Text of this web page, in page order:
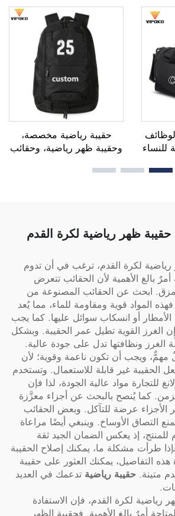
رياضية
وزي
الاستخدام، مدرسية، حرارية،
ومخصصة للطباعة بالتسامي،
لكرة القدم وكرة السلة
حقيبة رياضية مخصصة،
وحقيبة ظهر رياضية، وحقائب
وحقائب ظهر للتنزه في
وكرة سلة
ظهر رياضية لكرة القدم
لكرة القدم، ترغب في أن تدوم
أمرٌ بالغ الأهمية لأن الحقائب تتعرض
ابحث عن الحقائب المصنوعة من
فهذه المواد قوية ومقاومة للماء، مما يُعد
أو انسكاب سوائل عليها. كما يجب
الغرز القوية تطيل عمر الحقيبة. وبشكل
الغرز ونظافتها تدل على جودة عالية.
مهمٌّ، ويجب أن تكون ناعمة وقوية؛ لأن
الحقيبة غير قابلة للاستعمال. وتستخدم
للتجارة مواد عالية الجودة، لذا فإن
الزمن. كما يُنصح بالبحث عن أجزاء معزَّزة
الأجزاء عرضة للتآكل. وبعض الحقائب
التصاق الأوساخ. وينبغي أيضًا مراعاة
إذ يعكس الضمان الجيد ثقة
طرأت مشكلة ما، يمكنك إصلاح الحقيبة
هذه التفاصيل، يمكنك العثور على حقيبة
متينة. حقيبة رياضية تدعمك في العديد
رياضية لكرة القدم، فإن الاستفادة